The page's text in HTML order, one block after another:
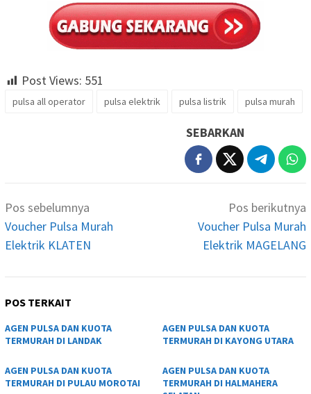
Post Views: 551
pulsa all operator pulsa elektrik pulsa listrik pulsa murah
SEBARKAN
Navigasi
pos
Pos sebelumnya
Voucher Pulsa Murah
Elektrik KLATEN
Pos berikutnya
Voucher Pulsa Murah
Elektrik MAGELANG
POS TERKAIT
AGEN PULSA DAN KUOTA
TERMURAH DI LANDAK
AGEN PULSA DAN KUOTA
TERMURAH DI KAYONG UTARA
AGEN PULSA DAN KUOTA
TERMURAH DI PULAU MOROTAI
AGEN PULSA DAN KUOTA
TERMURAH DI HALMAHERA